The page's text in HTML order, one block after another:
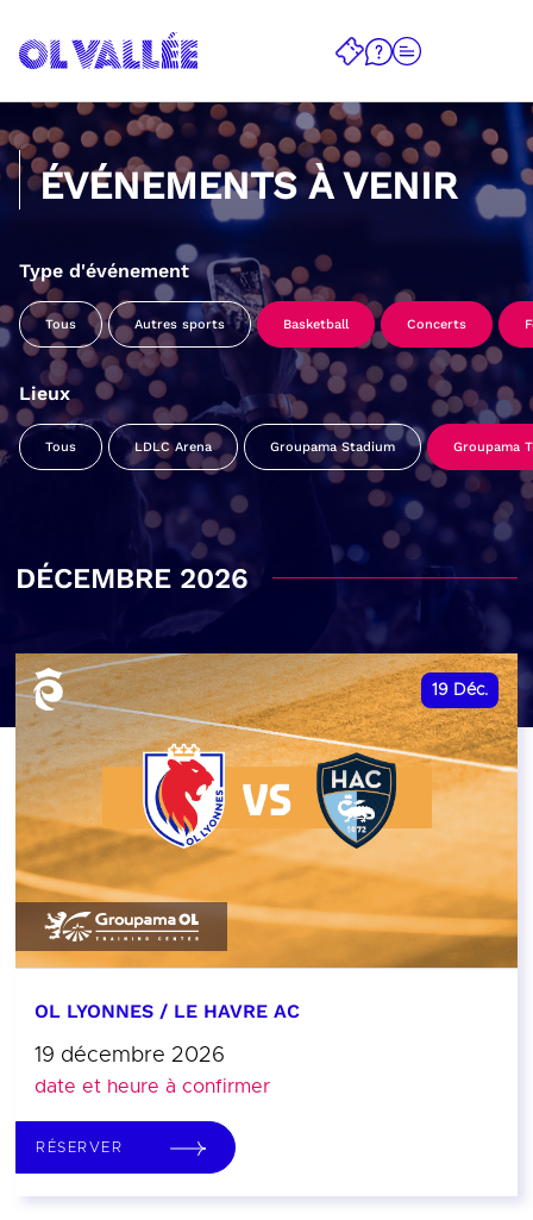
ÉVÉNEMENTS À VENIR
Type d'événement
Tous Autres sports Basketball Concerts
Lieux
Tous LDLC Arena Groupama Stadium Groupama
DÉCEMBRE 2026
19 Déc.
OL LYONNES / LE HAVRE AC
19 décembre 2026
date et heure à confirmer
RÉSERVER